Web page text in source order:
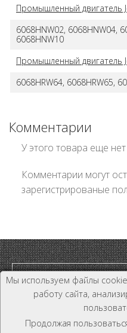
Промышленный двигатель
6068HNW02, 6068HNW04,
6068HNW10
Промышленный двигатель
6068HRW64, 6068HRW65,
Комментарии
У этого товара еще
Комментарии могут
зарегистрированые
Дилер и
Мы используем файлы
работу сайта,
Продолжая